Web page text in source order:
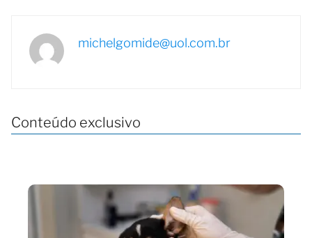
michelgomide@uol.com.br
Conteúdo exclusivo